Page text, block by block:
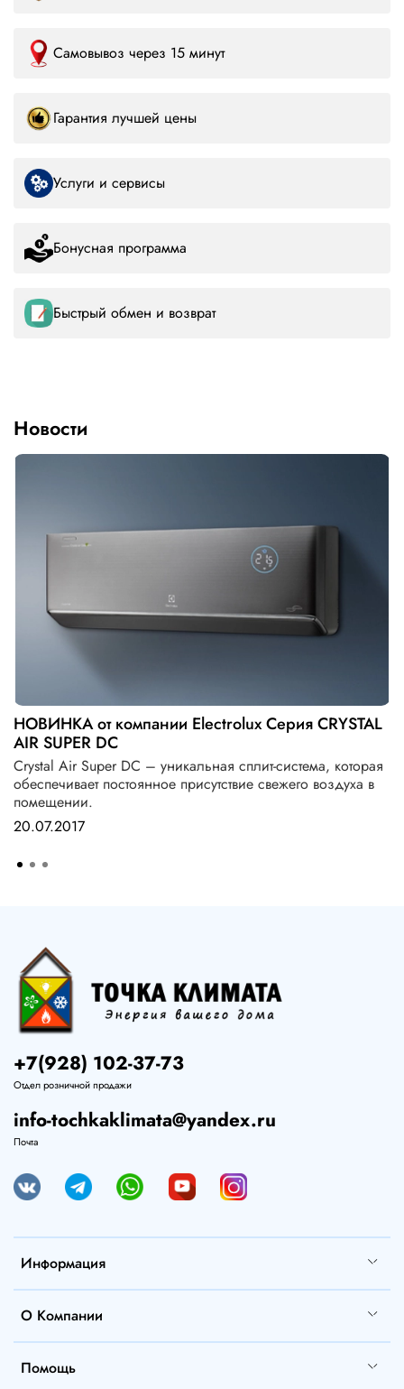
Самовывоз через 15 минут
Гарантия лучшей цены
Услуги и сервисы
Бонусная программа
Быстрый обмен и возврат
Новости
НОВИНКА от компании Electrolux Серия CRYSTAL
AIR SUPER DC
Crystal Air Super DC – уникальная сплит-система, которая
обеспечивает постоянное присутствие свежего воздуха в
помещении.
20.07.2017
Информация
О Компании
Помощь
+7(928) 102-37-73
Отдел розничной продажи
info-tochkaklimata@yandex.ru
Почта